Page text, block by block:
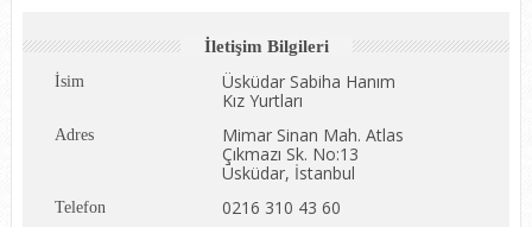
İletişim Bilgileri
İsim
Üsküdar Sabiha Hanım
Kız Yurtları
Adres
Mimar Sinan Mah. Atlas
Çıkmazı Sk. No:13
Üsküdar, İstanbul
Telefon 0216 310 43 60